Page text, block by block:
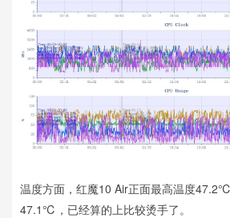
温度方面，红魔10 Air正面最高温度
47.1℃，已经算的上比较烫手了。